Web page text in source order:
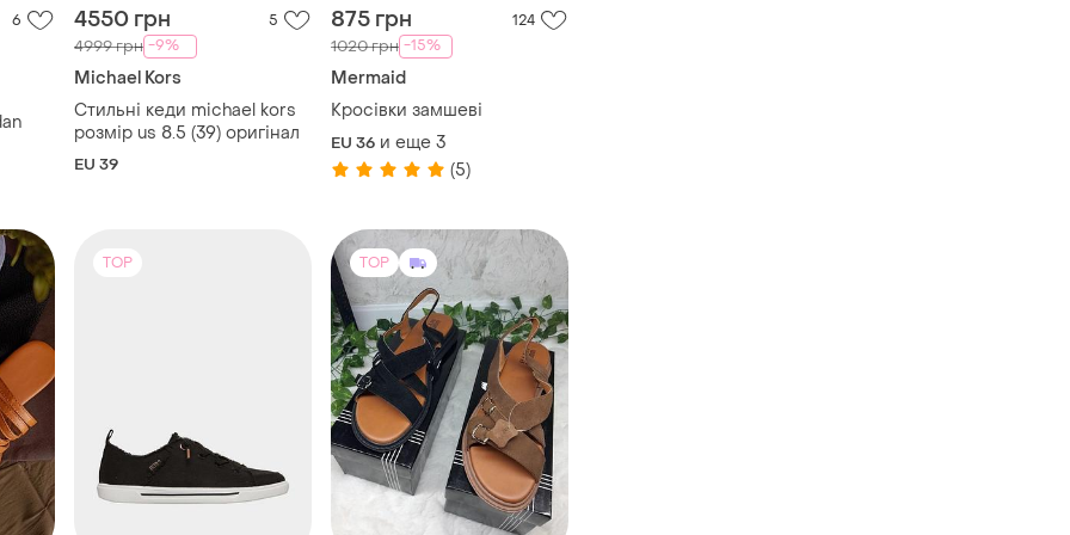
6
4550 грн 5
4999 грн -9%
Michael Kors
Стильні кеди michael kors
розмір us 8.5 (39) оригінал
EU 39
875 грн 124
1020 грн -15%
Mermaid
Кросівки замшеві
EU 36 и еще 3
(5)
TOP TOP